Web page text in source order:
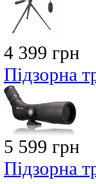
4 399 грн
Підзорна
5 599 грн
Підзорна